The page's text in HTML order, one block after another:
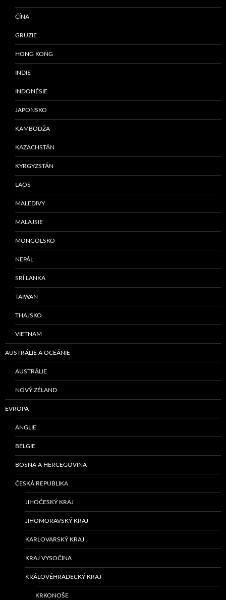
ČÍNA
GRUZIE
HONG KONG
INDIE
INDONÉSIE
JAPONSKO
KAMBODŽA
KAZACHSTÁN
KYRGYZSTÁN
LAOS
MALEDIVY
MALAJSIE
MONGOLSKO
NEPÁL
SRÍ LANKA
TAIWAN
THAJSKO
VIETNAM
AUSTRÁLIE A OCEÁNIE
AUSTRÁLIE
NOVÝ ZÉLAND
EVROPA
ANGLIE
BELGIE
BOSNA A HERCEGOVINA
ČESKÁ REPUBLIKA
JIHOČESKÝ KRAJ
JIHOMORAVSKÝ KRAJ
KARLOVARSKÝ KRAJ
KRAJ VYSOČINA
KRÁLOVÉHRADECKÝ KRAJ
KRKONOŠE